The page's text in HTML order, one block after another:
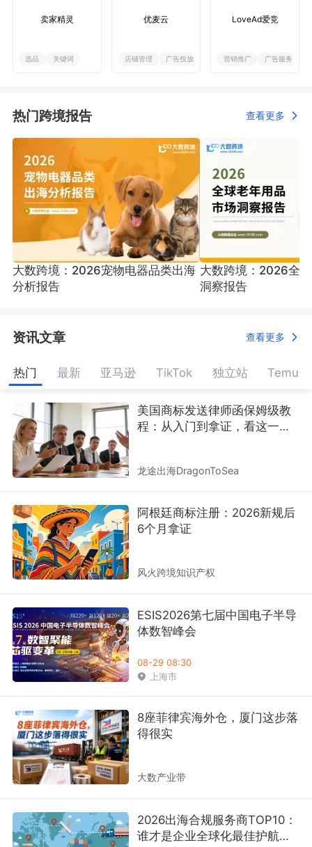
卖家精灵
选品 关键词
优麦云
店铺管理 广告投放
LoveAd爱竞
营销推广 广告服务
Shoptop 免费SAAS
建站
SAAS建站 代建站
菜鸟海外仓
海外仓配 一件代发
Airwallex 空中云汇
全球支付 提现0费率
浣熊跨境物流
广东乐淘跨境电子商
天诚浩通海外仓
斯通布里
税务合规 海外工商 知识产权
连连支付
金融支付
希音Shein
宁波跨协
宁波市跨境电子商务协会
中国中小商业企业协
会跨境电商分会
官方机构 政府/商协会
卖家精灵 优麦云
热门跨境报告 查看更多
大数跨境：2026宠物电器品类出海
分析报告
大数跨境：2026全
洞察报告
资讯文章 查看更多
热门 最新 亚马逊 TikTok 独立站 Temu
美国商标发送律师函保姆级教
程：从入门到拿证，看这一篇
龙途出海DragonToSea
阿根廷商标注册：2026新规后
6个月拿证
风火跨境知识产权
ESIS2026第七届中国电子半导
体数智峰会
08-29 08:30
上海市
8座菲律宾海外仓，厦门这步落
得很实
大数产业带
2026出海合规服务商TOP10：
谁才是企业全球化最佳护航